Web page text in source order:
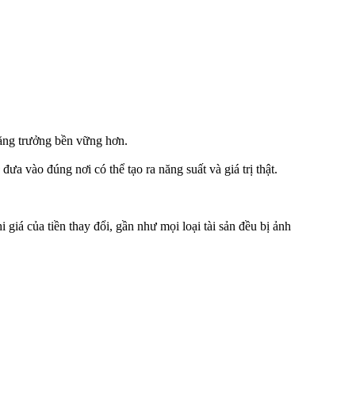
trưởng bền vững hơn.
vào đúng nơi có thể tạo ra năng suất và giá trị thật.
giá của tiền thay đổi, gần như mọi loại tài sản đều bị ảnh